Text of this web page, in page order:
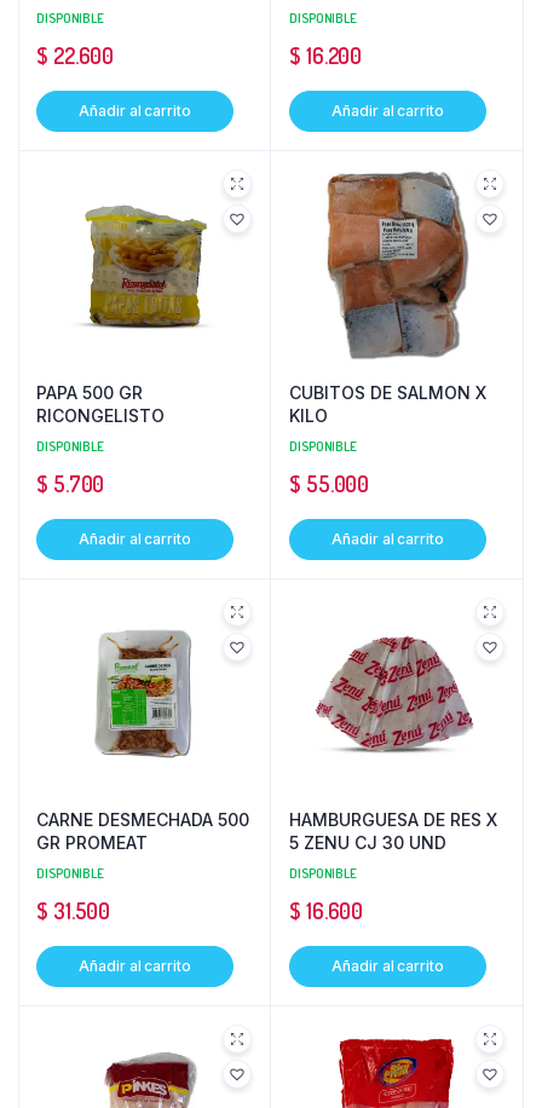
DISPONIBLE
$ 22.600
Añadir al carrito
DISPONIBLE
$ 16.200
Añadir al carrito
PAPA 500 GR
RICONGELISTO
DISPONIBLE
$ 5.700
Añadir al carrito
CUBITOS DE SALMON X
KILO
DISPONIBLE
$ 55.000
Añadir al carrito
CARNE DESMECHADA 500
GR PROMEAT
DISPONIBLE
$ 31.500
Añadir al carrito
HAMBURGUESA DE RES X
5 ZENU CJ 30 UND
DISPONIBLE
$ 16.600
Añadir al carrito